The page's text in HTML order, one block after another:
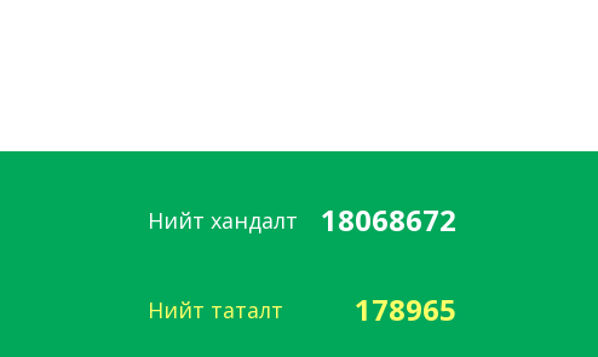
Нийт хандалт 18068672
Нийт таталт 178965